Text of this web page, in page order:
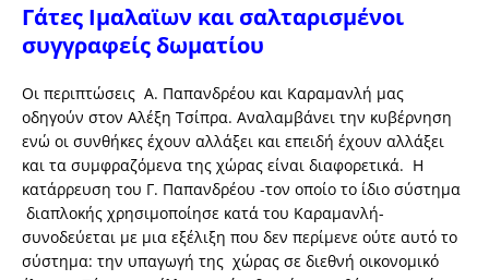
Γάτες Ιμαλαϊων και σαλταρισμένοι
συγγραφείς δωματίου
Οι περιπτώσεις Α. Παπανδρέου και Καραμανλή μας
οδηγούν στον Αλέξη Τσίπρα. Αναλαμβάνει την κυβέρνηση
ενώ οι συνθήκες έχουν αλλάξει και επειδή έχουν αλλάξει
και τα συμφραζόμενα της χώρας είναι διαφορετικά. Η
κατάρρευση του Γ. Παπανδρέου -τον οποίο το ίδιο σύστημα
διαπλοκής χρησιμοποίησε κατά του Καραμανλή-
συνοδεύεται με μια εξέλιξη που δεν περίμενε ούτε αυτό το
σύστημα: την υπαγωγή της χώρας σε διεθνή οικονομικό